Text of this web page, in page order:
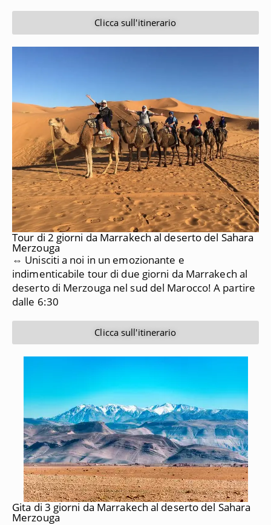
Clicca sull'itinerario
Tour di 2 giorni da Marrakech al deserto del Sahara
Merzouga
⇔ Unisciti a noi in un emozionante e
indimenticabile tour di due giorni da Marrakech al
deserto di Merzouga nel sud del Marocco! A partire
dalle 6:30
Clicca sull'itinerario
Gita di 3 giorni da Marrakech al deserto del Sahara
Merzouga